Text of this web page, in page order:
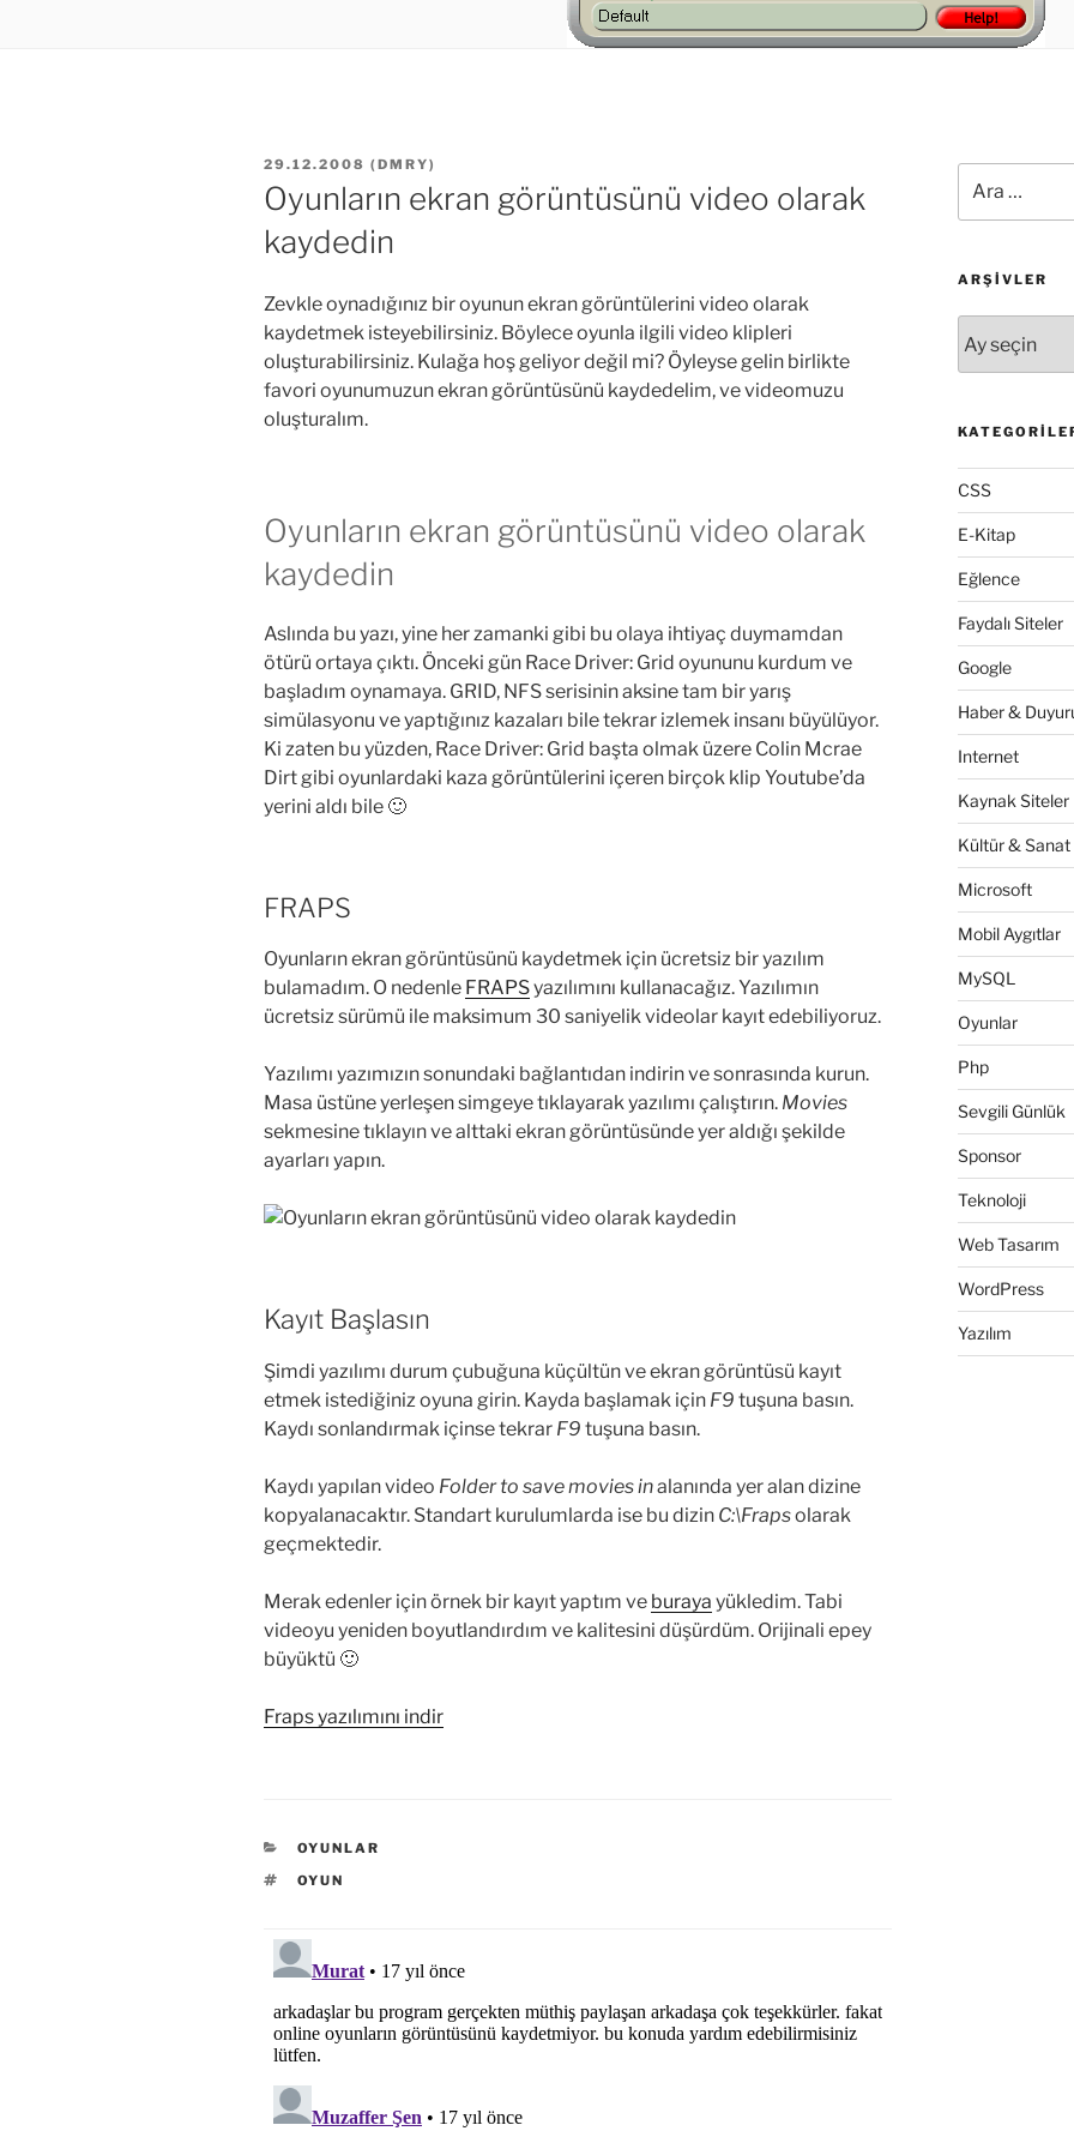
YAYIM
TARIHI
29.12.2008 ( DMRY)
Oyunların ekran görüntüsünü video olarak
kaydedin
Zevkle oynadığınız bir oyunun ekran görüntülerini video olarak
kaydetmek isteyebilirsiniz. Böylece oyunla ilgili video klipleri
oluşturabilirsiniz. Kulağa hoş geliyor değil mi? Öyleyse gelin birlikte
favori oyunumuzun ekran görüntüsünü kaydedelim, ve videomuzu
oluşturalım.
Oyunların ekran görüntüsünü video olarak
kaydedin
Aslında bu yazı, yine her zamanki gibi bu olaya ihtiyaç duymamdan
ötürü ortaya çıktı. Önceki gün Race Driver: Grid oyununu kurdum ve
başladım oynamaya. GRID, NFS serisinin aksine tam bir yarış
simülasyonu ve yaptığınız kazaları bile tekrar izlemek insanı büyülüyor.
Ki zaten bu yüzden, Race Driver: Grid başta olmak üzere Colin Mcrae
Dirt gibi oyunlardaki kaza görüntülerini içeren birçok klip Youtube’da
yerini aldı bile 🙂
FRAPS
Oyunların ekran görüntüsünü kaydetmek için ücretsiz bir yazılım
bulamadım. O nedenle FRAPSyazılımını kullanacağız. Yazılımın
ücretsiz sürümü ile maksimum 30 saniyelik videolar kayıt edebiliyoruz.
Yazılımı yazımızın sonundaki bağlantıdan indirin ve sonrasında kurun.
Masa üstüne yerleşen simgeye tıklayarak yazılımı çalıştırın. Movies
sekmesine tıklayın ve alttaki ekran görüntüsünde yer aldığı şekilde
ayarları yapın.
Kayıt Başlasın
Şimdi yazılımı durum çubuğuna küçültün ve ekran görüntüsü kayıt
etmek istediğiniz oyuna girin. Kayda başlamak için F9 tuşuna basın.
Kaydı sonlandırmak içinse tekrar F9 tuşuna basın.
Kaydı yapılan video Folder to save movies inalanında yer alan dizine
kopyalanacaktır. Standart kurulumlarda ise bu dizin C:\Frapsolarak
geçmektedir.
Merak edenler için örnek bir kayıt yaptım ve buraya yükledim. Tabi
videoyu yeniden boyutlandırdım ve kalitesini düşürdüm. Orijinali epey
büyüktü 🙂
Fraps yazılımını indir
KATEGORILER
OYUNLAR
ETIKETLER
OYUN
ARŞIVLER
CSS
E-Kitap
Eğlence
Faydalı Siteler
Google
Haber &
Internet
Kaynak Siteler
Kültür & Sanat
Microsoft
Mobil Aygıtlar
MySQL
Oyunlar
Php
Sevgili Günlük
Sponsor
Teknoloji
Web Tasarım
WordPress
Yazılım